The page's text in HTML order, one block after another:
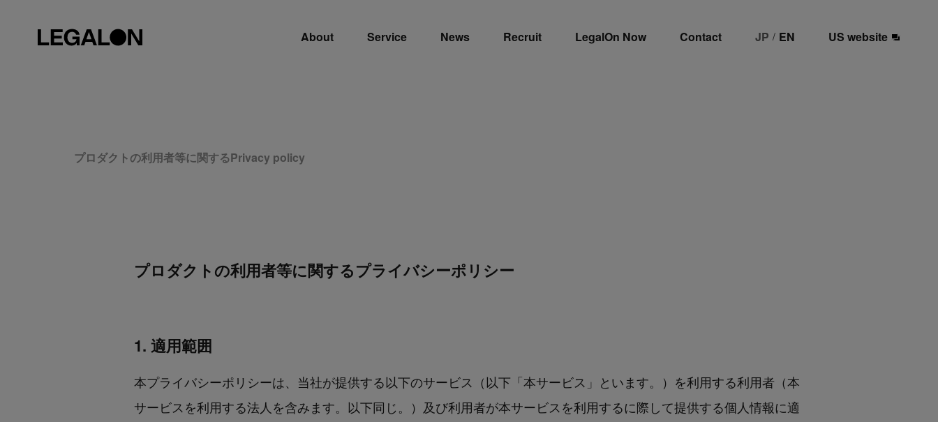
About Service News Recruit LegalOn Now Contact JP / EN US website
プロダクトの利用者等に関するPrivacy policy
プロダクトの利用者等に関するプライバシーポリシー
1. 適用範囲
本プライバシーポリシーは、当社が提供する以下のサービス（以下「本サービス」といます。）を利用する利用者（本
サービスを利用する法人を含みます。以下同じ。）及び利用者が本サービスを利用するに際して提供する個人情報に適